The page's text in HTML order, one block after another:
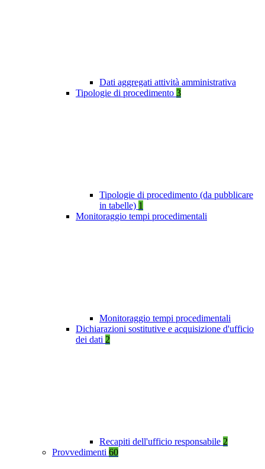
Dati aggregati attività amministrativa
Tipologie di procedimento 3
Tipologie di procedimento (da pubblicare
in tabelle) 1
Monitoraggio tempi procedimentali
Monitoraggio tempi procedimentali
Dichiarazioni sostitutive e acquisizione d'ufficio
dei dati 2
Recapiti dell'ufficio responsabile 2
Provvedimenti 60